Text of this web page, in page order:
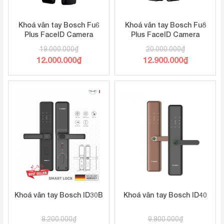
Khoá vân tay Bosch Fu6
Plus FaceID Camera
19.000.000₫
Giá
là:
19.000.000₫.
12.000.000₫
Giá
là:
12.000.000₫.
Khoá vân tay Bosch Fu8
Plus FaceID Camera
20.000.000₫
Giá
là:
12.900.000₫
Giá
là:
12.900.000₫.
Khoá vân tay Bosch ID30B
8.200.000₫
Khoá vân tay Bosch ID40
9.800.000₫